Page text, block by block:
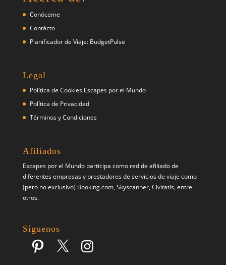
Conóceme
Contácto
Planificador de Viaje: BudgetPulse
Legal
Política de Cookies Escapes por el Mundo
Política de Privacidad
Términos y Condiciones
Afiliados
Escapes por el Mundo participa como red de afiliado de
diferentes empresas y prestadores de servicios de viaje como
(pero no exclusivo) Booking.com, Skyscanner, Civitatis, entre
otros.
Síguenos
Pinterest X Instagram